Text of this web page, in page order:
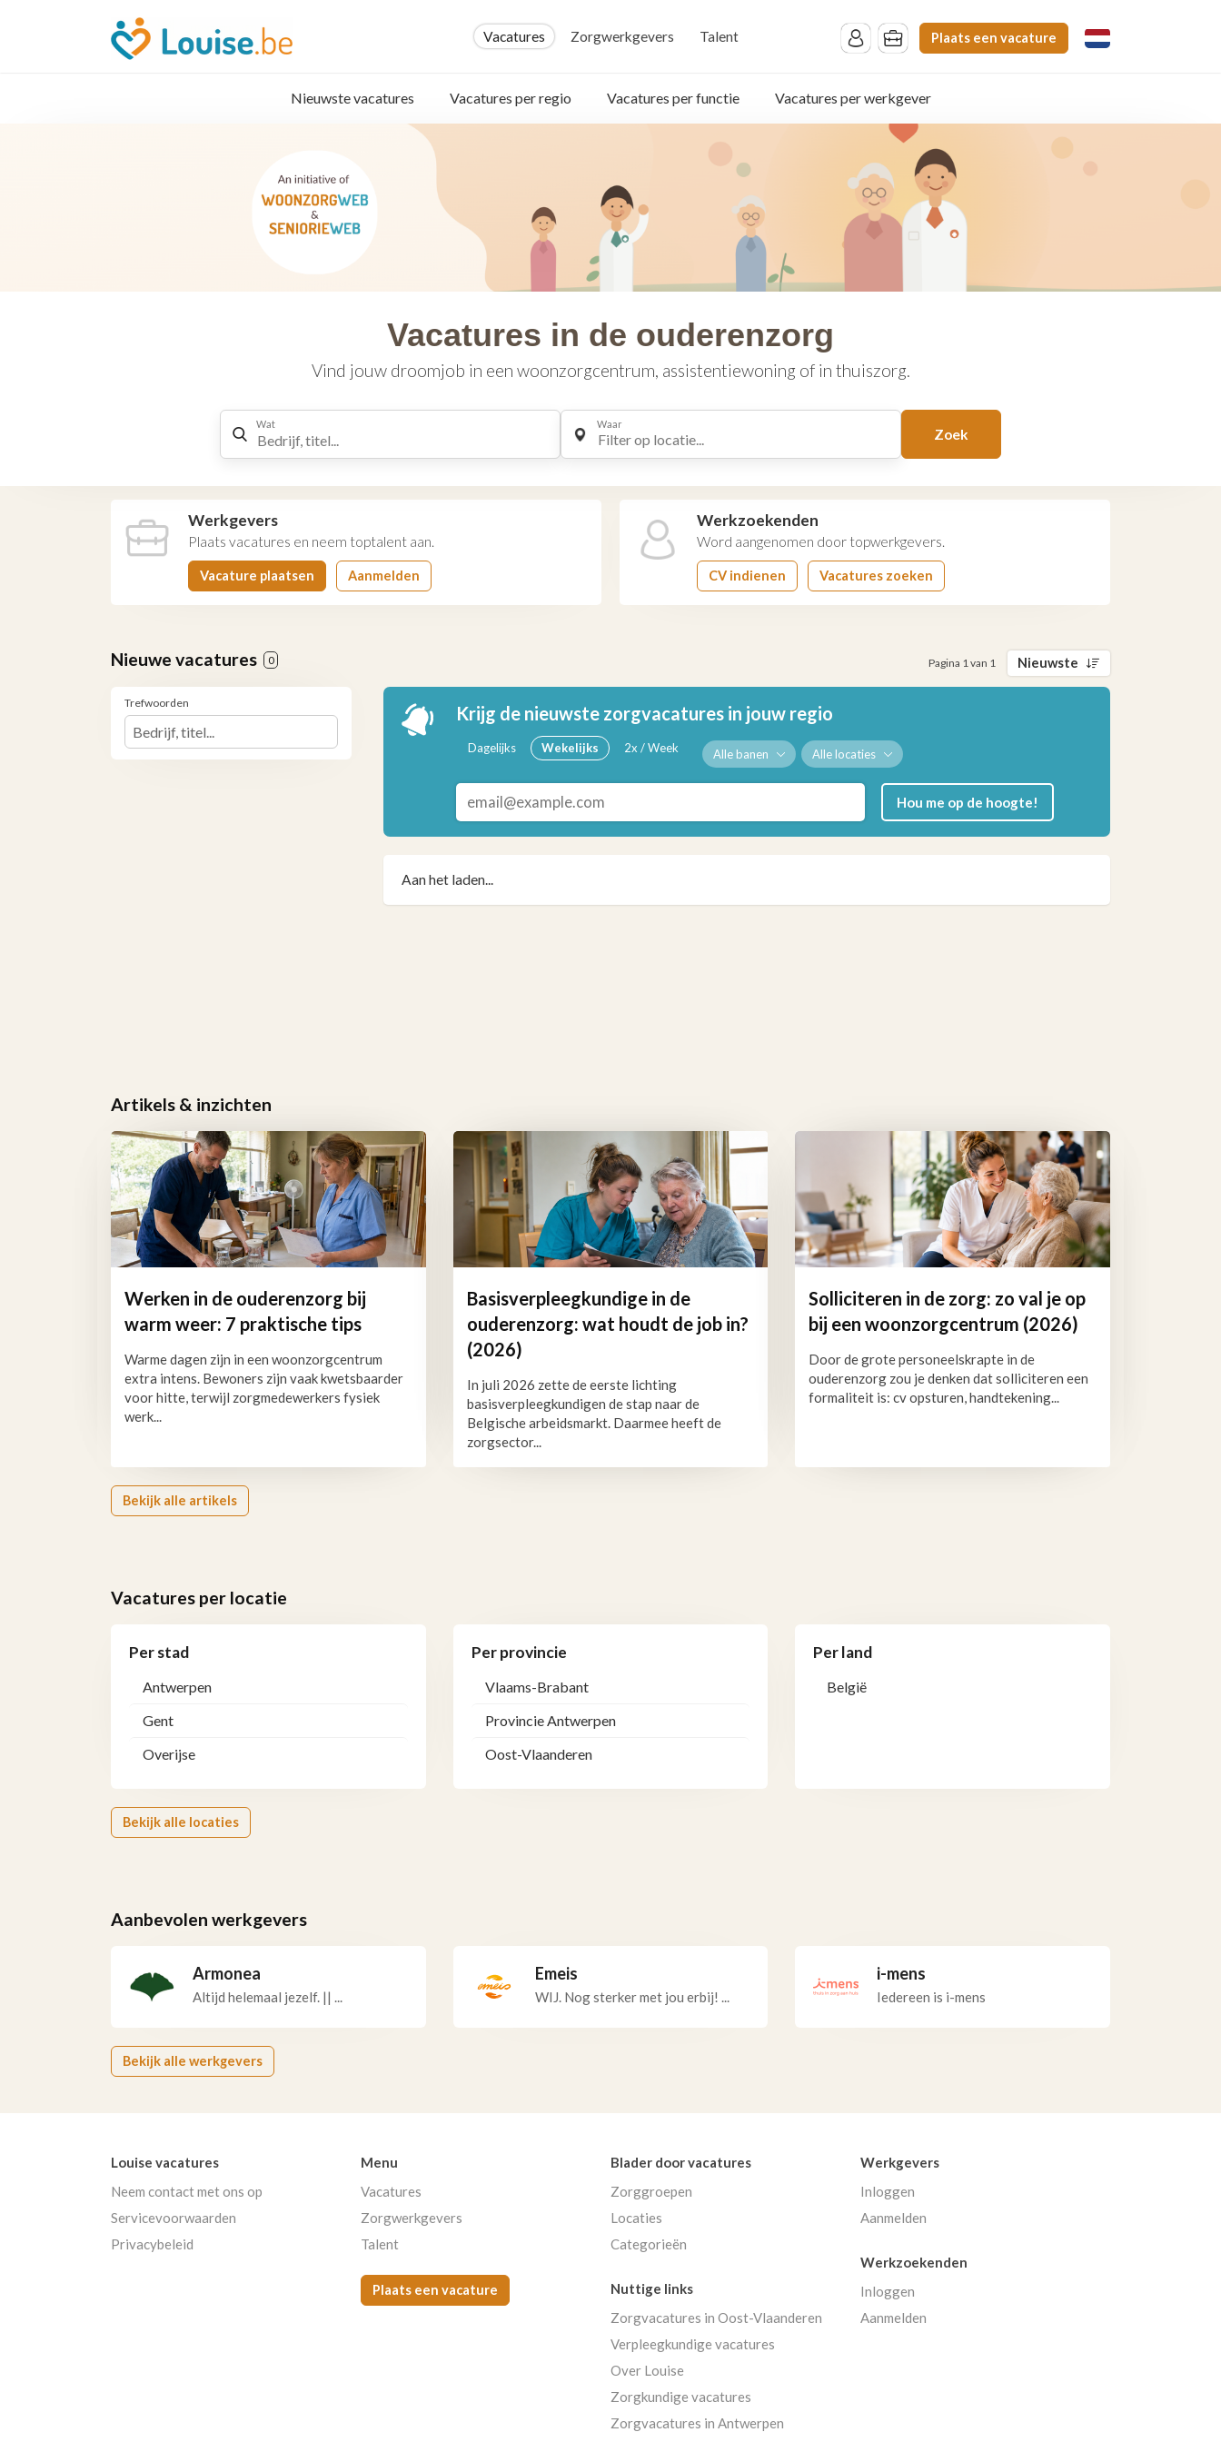
Vacatures Zorgwerkgevers Talent Plaats een vacature
Nieuwste vacatures Vacatures per regio Vacatures per functie Vacatures per werkgever
Vacatures in de ouderenzorg
Vind jouw droomjob in een woonzorgcentrum, assistentiewoning of in thuiszorg.
Wat Waar
Filter op locatie... Zoek
Werkgevers
Plaats vacatures en neem toptalent aan.
Vacature plaatsen Aanmelden
Werkzoekenden
Word aangenomen door topwerkgevers.
CV indienen Vacatures zoeken
Nieuwe vacatures 0 Pagina 1 van 1 Nieuwste
Trefwoorden Krijg de nieuwste zorgvacatures in jouw regio
Dagelijks Wekelijks 2x / Week Alle banen Alle locaties
Hou me op de hoogte!
Aan het laden...
Artikels & inzichten
Werken in de ouderenzorg bij
warm weer: 7 praktische tips
Warme dagen zijn in een woonzorgcentrum
extra intens. Bewoners zijn vaak kwetsbaarder
voor hitte, terwijl zorgmedewerkers fysiek
werk...
Basisverpleegkundige in de
ouderenzorg: wat houdt de job in?
(2026)
In juli 2026 zette de eerste lichting
basisverpleegkundigen de stap naar de
Belgische arbeidsmarkt. Daarmee heeft de
zorgsector...
Solliciteren in de zorg: zo val je op
bij een woonzorgcentrum (2026)
Door de grote personeelskrapte in de
ouderenzorg zou je denken dat solliciteren een
formaliteit is: cv opsturen, handtekening...
Bekijk alle artikels
Vacatures per locatie
Per stad
Antwerpen
Gent
Overijse
Per provincie
Vlaams-Brabant
Provincie Antwerpen
Oost-Vlaanderen
Per land
België
Bekijk alle locaties
Aanbevolen werkgevers
Armonea
Altijd helemaal jezelf. || ...
Emeis
WIJ. Nog sterker met jou erbij! ...
i-mens
Iedereen is i-mens
Bekijk alle werkgevers
Louise vacatures
Neem contact met ons op
Servicevoorwaarden
Privacybeleid
Menu
Vacatures
Zorgwerkgevers
Talent
Plaats een vacature
Blader door vacatures
Zorggroepen
Locaties
Categorieën
Werkgevers
Inloggen
Aanmelden
Werkzoekenden
Inloggen
Aanmelden
Nuttige links
Zorgvacatures in Oost-Vlaanderen
Verpleegkundige vacatures
Over Louise
Zorgkundige vacatures
Zorgvacatures in Antwerpen